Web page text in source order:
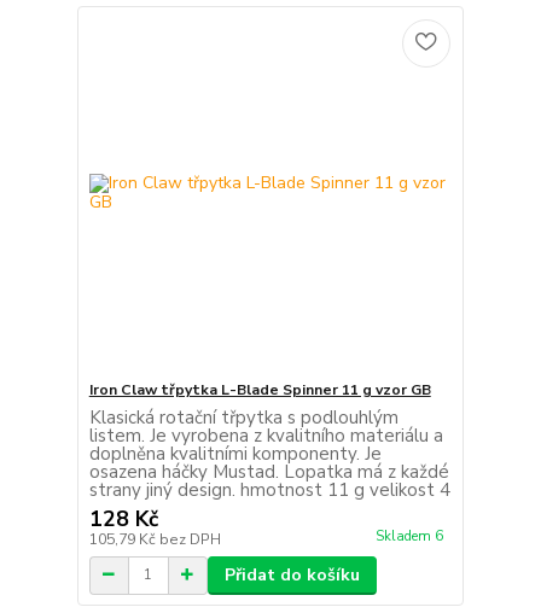
Iron Claw třpytka L-Blade Spinner 11 g vzor GB
Klasická rotační třpytka s podlouhlým
listem. Je vyrobena z kvalitního materiálu a
doplněna kvalitními komponenty. Je
osazena háčky Mustad. Lopatka má z každé
strany jiný design. hmotnost 11 g velikost 4
128 Kč
105,79 Kč bez DPH Skladem 6
Přidat do košíku